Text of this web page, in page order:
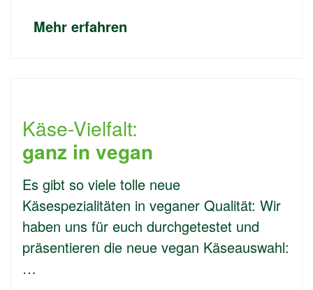
Mehr erfahren
Käse-Vielfalt:
ganz in vegan
Es gibt so viele tolle neue
Käsespezialitäten in veganer Qualität: Wir
haben uns für euch durchgetestet und
präsentieren die neue vegan Käseauswahl:
…